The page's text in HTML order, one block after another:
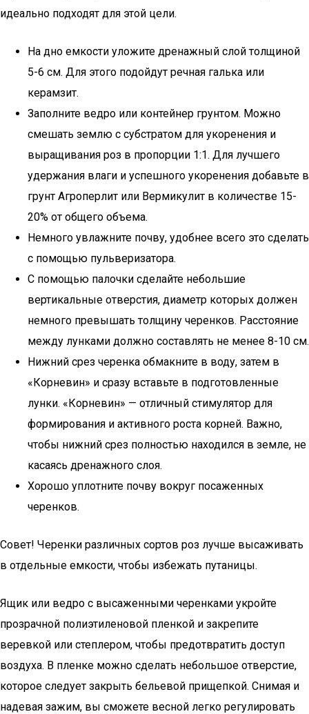
идеально подходят для этой цели.
На дно емкости уложите дренажный слой толщиной
5-6 см. Для этого подойдут речная галька или
керамзит.
Заполните ведро или контейнер грунтом. Можно
смешать землю с субстратом для укоренения и
выращивания роз в пропорции 1:1. Для лучшего
удержания влаги и успешного укоренения добавьте в
грунт Агроперлит или Вермикулит в количестве 15-
20% от общего объема.
Немного увлажните почву, удобнее всего это сделать
с помощью пульверизатора.
С помощью палочки сделайте небольшие
вертикальные отверстия, диаметр которых должен
немного превышать толщину черенков. Расстояние
между лунками должно составлять не менее 8-10 см.
Нижний срез черенка обмакните в воду, затем в
«Корневин» и сразу вставьте в подготовленные
лунки. «Корневин» — отличный стимулятор для
формирования и активного роста корней. Важно,
чтобы нижний срез полностью находился в земле, не
касаясь дренажного слоя.
Хорошо уплотните почву вокруг посаженных
черенков.
Совет! Черенки различных сортов роз лучше высаживать
в отдельные емкости, чтобы избежать путаницы.
Ящик или ведро с высаженными черенками укройте
прозрачной полиэтиленовой пленкой и закрепите
веревкой или степлером, чтобы предотвратить доступ
воздуха. В пленке можно сделать небольшое отверстие,
которое следует закрыть бельевой прищепкой. Снимая и
надевая зажим, вы сможете весной легко регулировать